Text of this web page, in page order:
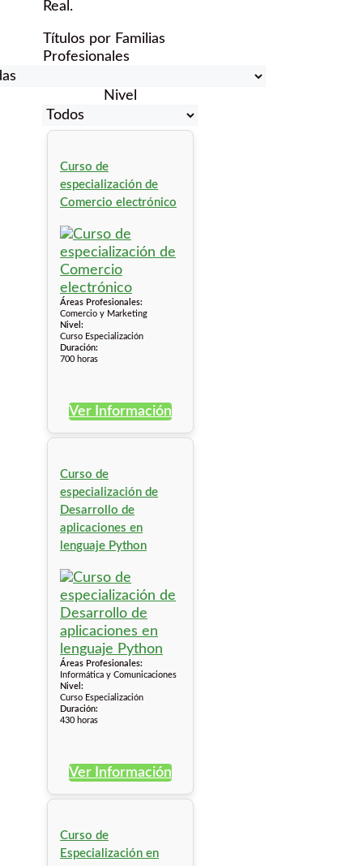
Real.
Títulos por Familias
Profesionales
Nivel
Curso de
especialización de
Comercio electrónico
Áreas Profesionales:
Comercio y Marketing
Nivel:
Curso Especialización
Duración:
700 horas
Ver Información
Curso de
especialización de
Desarrollo de
aplicaciones en
lenguaje Python
Áreas Profesionales:
Informática y Comunicaciones
Nivel:
Curso Especialización
Duración:
430 horas
Ver Información
Curso de
Especialización en